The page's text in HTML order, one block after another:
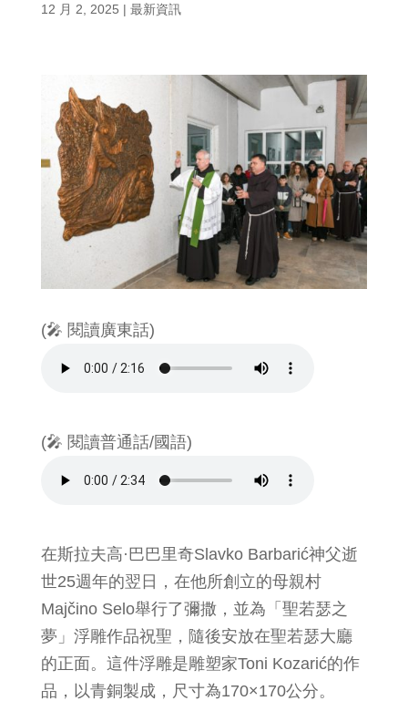
12 月 2, 2025 | 最新資訊
(🎤 閱讀廣東話)
(🎤 閱讀普通話/國語)
在斯拉夫高·巴巴里奇Slavko Barbarić神父逝
世25週年的翌日，在他所創立的母親村
Majčino Selo舉行了彌撒，並為「聖若瑟之
夢」浮雕作品祝聖，隨後安放在聖若瑟大廳
的正面。這件浮雕是雕塑家Toni Kozarić的作
品，以青銅製成，尺寸為170×170公分。